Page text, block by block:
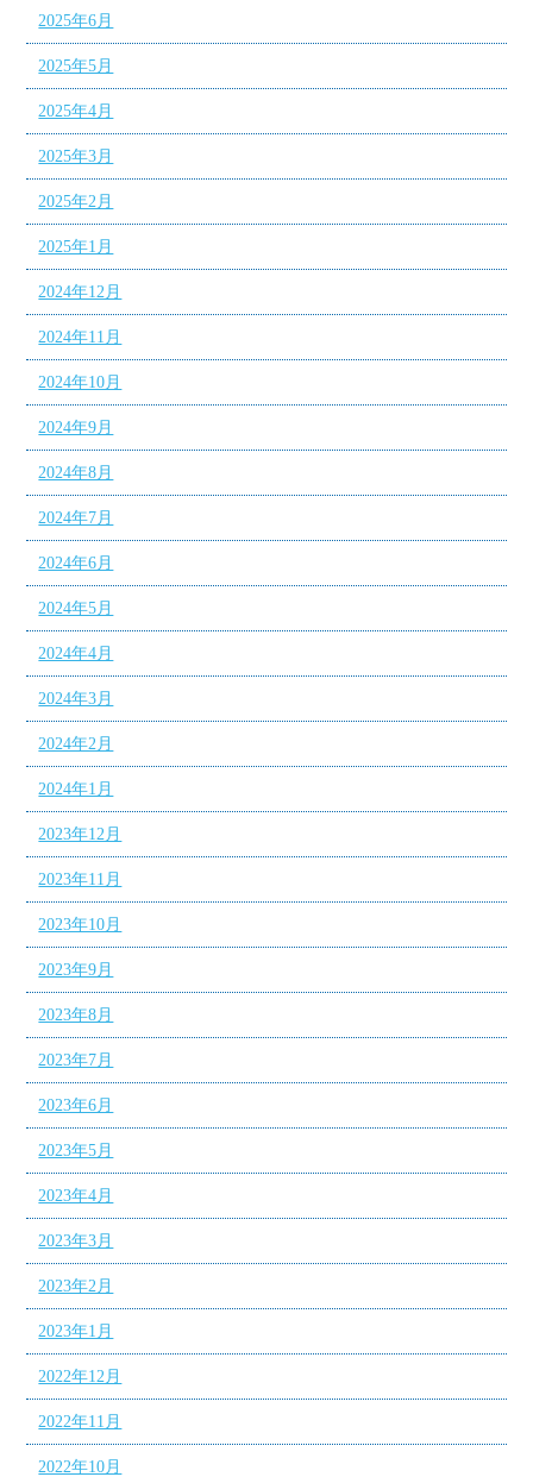
2025年6月
2025年5月
2025年4月
2025年3月
2025年2月
2025年1月
2024年12月
2024年11月
2024年10月
2024年9月
2024年8月
2024年7月
2024年6月
2024年5月
2024年4月
2024年3月
2024年2月
2024年1月
2023年12月
2023年11月
2023年10月
2023年9月
2023年8月
2023年7月
2023年6月
2023年5月
2023年4月
2023年3月
2023年2月
2023年1月
2022年12月
2022年11月
2022年10月